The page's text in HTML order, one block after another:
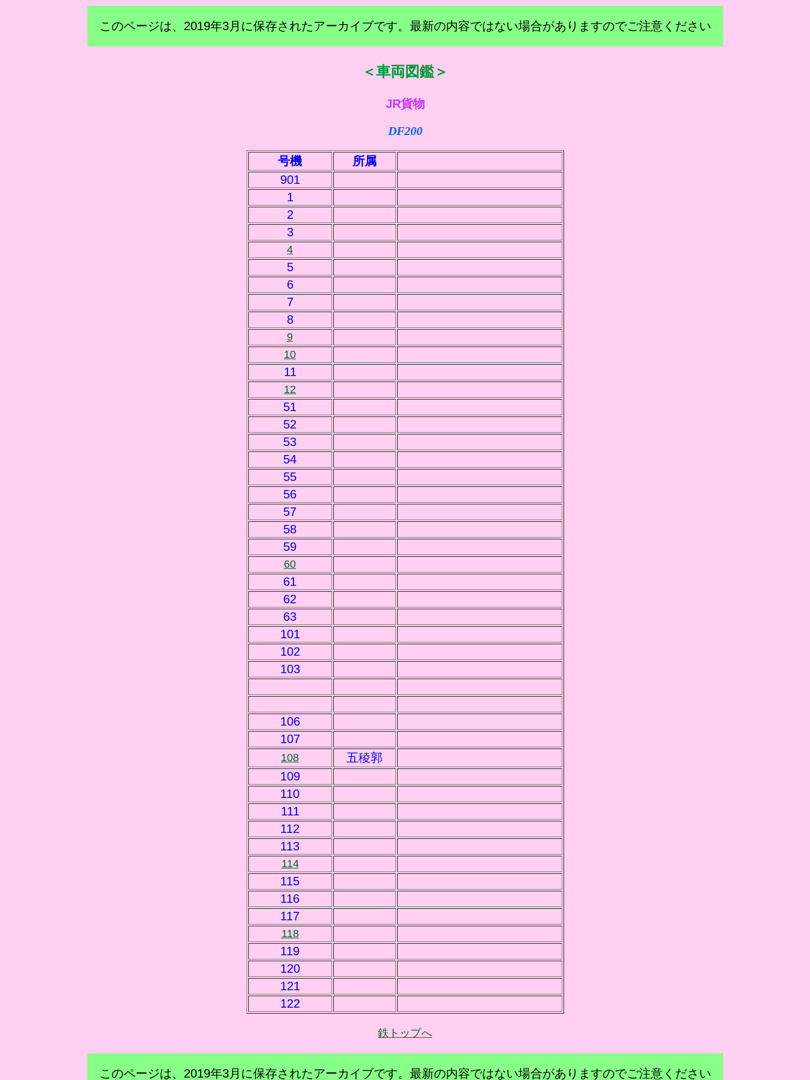
このページは、2019年3月に保存されたアーカイブです。最新の内容ではない場合がありますのでご注意ください
＜車両図鑑＞
JR貨物
DF200
号機
所属
901
1
2
3
4
5
6
7
8
9
10
11
12
51
52
53
54
55
56
57
58
59
60
61
62
63
101
102
103
106
107
108
五稜郭
109
110
111
112
113
114
115
116
117
118
119
120
121
122
鉄トップへ
このページは、2019年3月に保存されたアーカイブです。最新の内容ではない場合がありますのでご注意ください